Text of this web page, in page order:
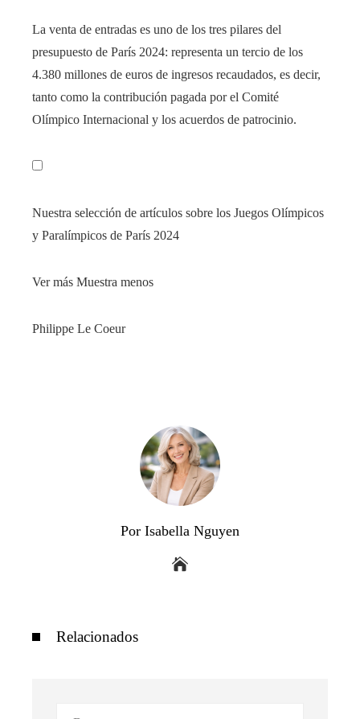
La venta de entradas es uno de los tres pilares del
presupuesto de París 2024: representa un tercio de los
4.380 millones de euros de ingresos recaudados, es decir,
tanto como la contribución pagada por el Comité
Olímpico Internacional y los acuerdos de patrocinio.
Nuestra selección de artículos sobre los Juegos Olímpicos
y Paralímpicos de París 2024
Ver más Muestra menos
Philippe Le Coeur
Por Isabella Nguyen
Relacionados